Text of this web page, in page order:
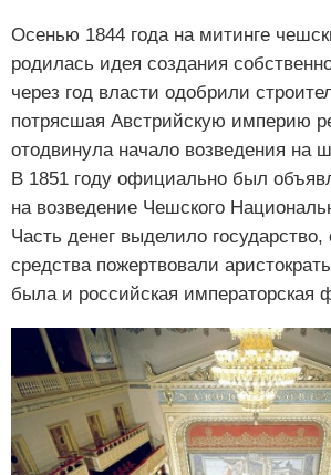
Осенью 1844 года на митинге
родилась идея создания
через год власти одобрили
потрясшая Австрийскую империю
отодвинула начало возведения на
В 1851 году официально был
на возведение Чешского
Часть денег выделило
средства пожертвовали
была и российская императорская